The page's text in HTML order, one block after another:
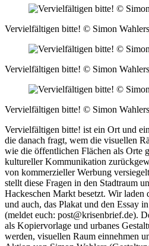
Vervielfältigen bitte! © Simon Wahlers
Vervielfältigen bitte! © Simon Wahlers
Vervielfältigen bitte! © Simon Wahlers
Vervielfältigen bitte! ist ein Ort und
die danach fragt, wem die visuellen
wie die öffentlichen Flächen als Orte
kultureller Kommunikation
von kommerzieller Werbung
stellt diese Fragen in den Stadtraum
Hackeschen Markt besetzt. Wir laden
und auch, das Plakat und den Essay
(meldet euch: post@krisenbrief.de).
als Kopiervorlage und urbanes
werden, visuellen Raum einnehmen